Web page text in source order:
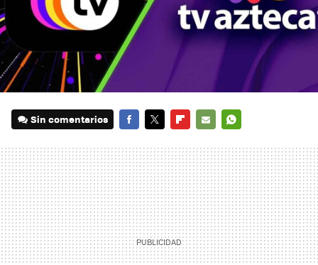
Sin comentarios
MAIL